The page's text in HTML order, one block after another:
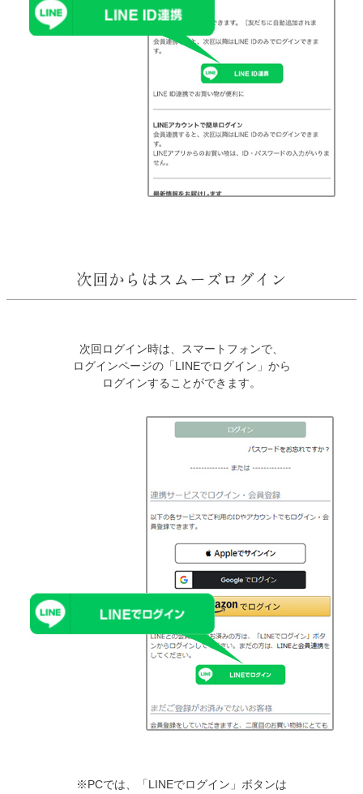
次回からはスムーズログイン
次回ログイン時は、スマートフォンで、
ログインページの「LINEでログイン」から
ログインすることができます。
※PCでは、「LINEでログイン」ボタンは